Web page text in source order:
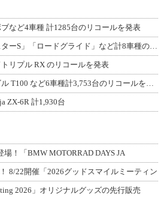
など4車種 計1285台のリコールを発表
【ハーレー】「スポーツスターS」「ロードグライド」など計8車種のリコールを発表
リプル RX のリコールを発表
【トライアンフ】ボンネビル T100 など6車種計3,753台のリコールを発表
ZX-6R 計1,930台
場！「BMW MOTORRAD DAYS JA
8/22開催「2026グッドスマイルミーティン
2026」オリジナルグッズの先行販売